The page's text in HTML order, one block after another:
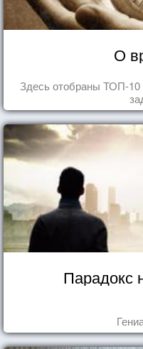
О
Здесь отобраны ТОП-10
Парадокс